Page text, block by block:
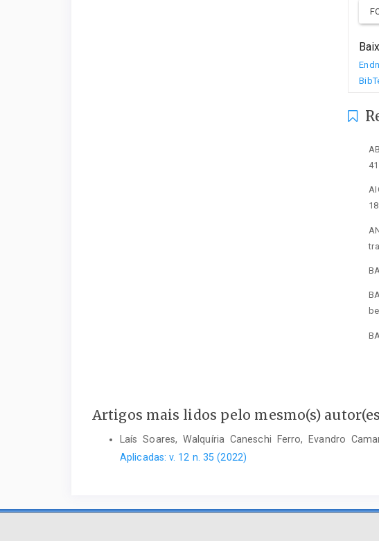
Artigos mais lidos pelo mesmo(s)
Laís Soares, Walquíria Caneschi Ferro, Evandro
Aplicadas: v. 12 n. 35 (2022)